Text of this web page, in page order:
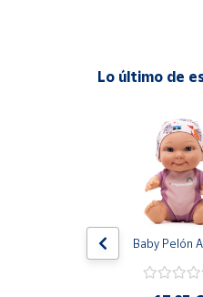
Lo último de
Baby Pelón